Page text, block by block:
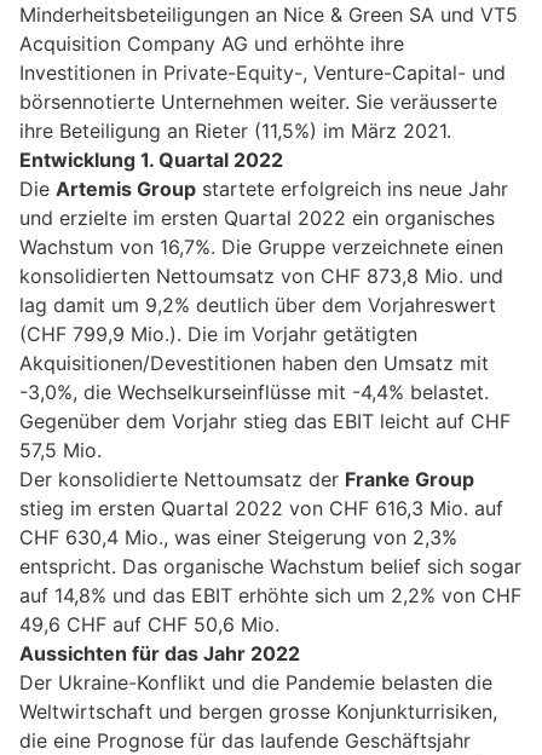
Minderheitsbeteiligungen an Nice & Green SA und VT5
Acquisition Company AG und erhöhte ihre
Investitionen in Private-Equity-, Venture-Capital- und
börsennotierte Unternehmen weiter. Sie veräusserte
ihre Beteiligung an Rieter (11,5%) im März 2021.
Entwicklung 1. Quartal 2022
Die Artemis Group startete erfolgreich ins neue Jahr
und erzielte im ersten Quartal 2022 ein organisches
Wachstum von 16,7%. Die Gruppe verzeichnete einen
konsolidierten Nettoumsatz von CHF 873,8 Mio. und
lag damit um 9,2% deutlich über dem Vorjahreswert
(CHF 799,9 Mio.). Die im Vorjahr getätigten
Akquisitionen/Devestitionen haben den Umsatz mit
-3,0%, die Wechselkurseinflüsse mit -4,4% belastet.
Gegenüber dem Vorjahr stieg das EBIT leicht auf CHF
57,5 Mio.
Der konsolidierte Nettoumsatz der Franke Group
stieg im ersten Quartal 2022 von CHF 616,3 Mio. auf
CHF 630,4 Mio., was einer Steigerung von 2,3%
entspricht. Das organische Wachstum belief sich sogar
auf 14,8% und das EBIT erhöhte sich um 2,2% von CHF
49,6 CHF auf CHF 50,6 Mio.
Aussichten für das Jahr 2022
Der Ukraine-Konflikt und die Pandemie belasten die
Weltwirtschaft und bergen grosse Konjunkturrisiken,
die eine Prognose für das laufende Geschäftsjahr